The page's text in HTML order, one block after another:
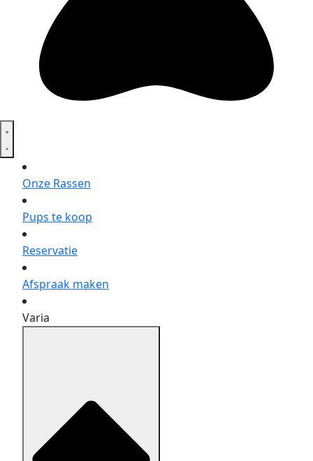
Onze Rassen
Pups te koop
Reservatie
Afspraak maken
Varia